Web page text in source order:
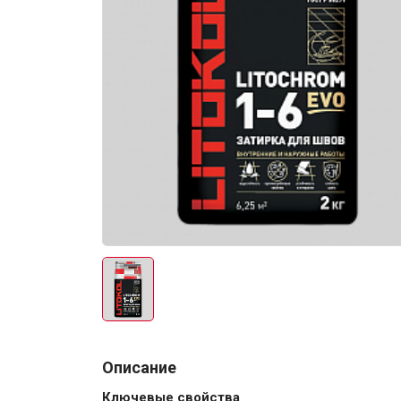
Описание
Ключевые свойства
Электро-
Анкеры
Канаты, шнуры